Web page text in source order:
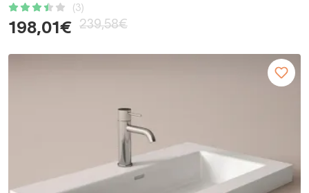
(3)
198,01€ 239,58€